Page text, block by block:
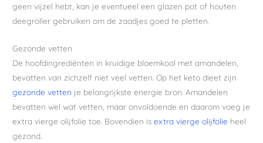
geen vijzel hebt, kan je eventueel een glazen pot of houten
deegroller gebruiken om de zaadjes goed te pletten.
Gezonde vetten
De hoofdingrediënten in kruidige bloemkool met amandelen,
bevatten van zichzelf niet veel vetten. Op het keto dieet zijn
gezonde vetten je belangrijkste energie bron. Amandelen
bevatten wel wat vetten, maar onvoldoende en daarom voeg je
extra vierge olijfolie toe. Bovendien isextra vierge olijfolie heel
gezond.